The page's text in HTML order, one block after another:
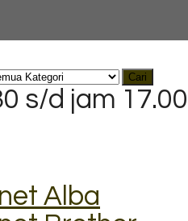
Cari
s/d jam
Alba